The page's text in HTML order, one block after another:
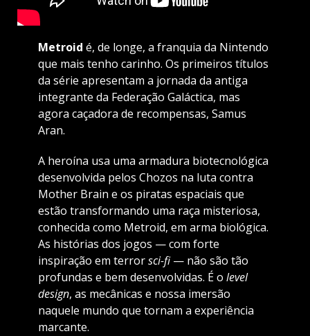
Metroid é, de longe, a franquia da Nintendo
que mais tenho carinho. Os primeiros títulos
da série apresentam a jornada da antiga
integrante da Federação Galáctica, mas
agora caçadora de recompensas, Samus
Aran.
A heroína usa uma armadura biotecnológica
desenvolvida pelos Chozos na luta contra
Mother Brain e os piratas espaciais que
estão transformando uma raça misteriosa,
conhecida como Metroid, em arma biológica.
As histórias dos jogos — com forte
inspiração em terrorsci-fi— não são tão
profundas e bem desenvolvidas. É o level
design, as mecânicas e nossa imersão
naquele mundo que tornam a experiência
marcante.